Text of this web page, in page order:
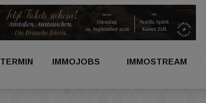
IMMOJOBS IMMOSTREAM